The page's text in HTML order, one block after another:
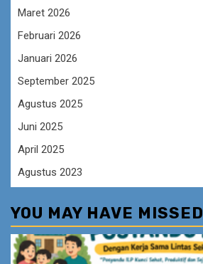
Maret 2026
Februari 2026
Januari 2026
September 2025
Agustus 2025
Juni 2025
April 2025
Agustus 2023
YOU MAY HAVE MISSED